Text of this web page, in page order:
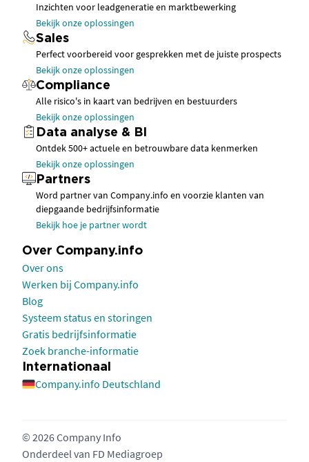
Inzichten voor leadgeneratie en marktbewerking
Bekijk onze oplossingen
Sales
Perfect voorbereid voor gesprekken met de juiste prospects
Bekijk onze oplossingen
Compliance
Alle risico's in kaart van bedrijven en bestuurders
Bekijk onze oplossingen
Data analyse & BI
Ontdek 500+ actuele en betrouwbare data kenmerken
Bekijk onze oplossingen
Partners
Word partner van Company.info en voorzie klanten van
diepgaande bedrijfsinformatie
Bekijk hoe je partner wordt
Over Company.info
Over ons
Werken bij Company.info
Blog
Systeem status en storingen
Gratis bedrijfsinformatie
Zoek branche-informatie
Internationaal
Company.info Deutschland
© 2026 Company Info
Onderdeel van FD Mediagroep